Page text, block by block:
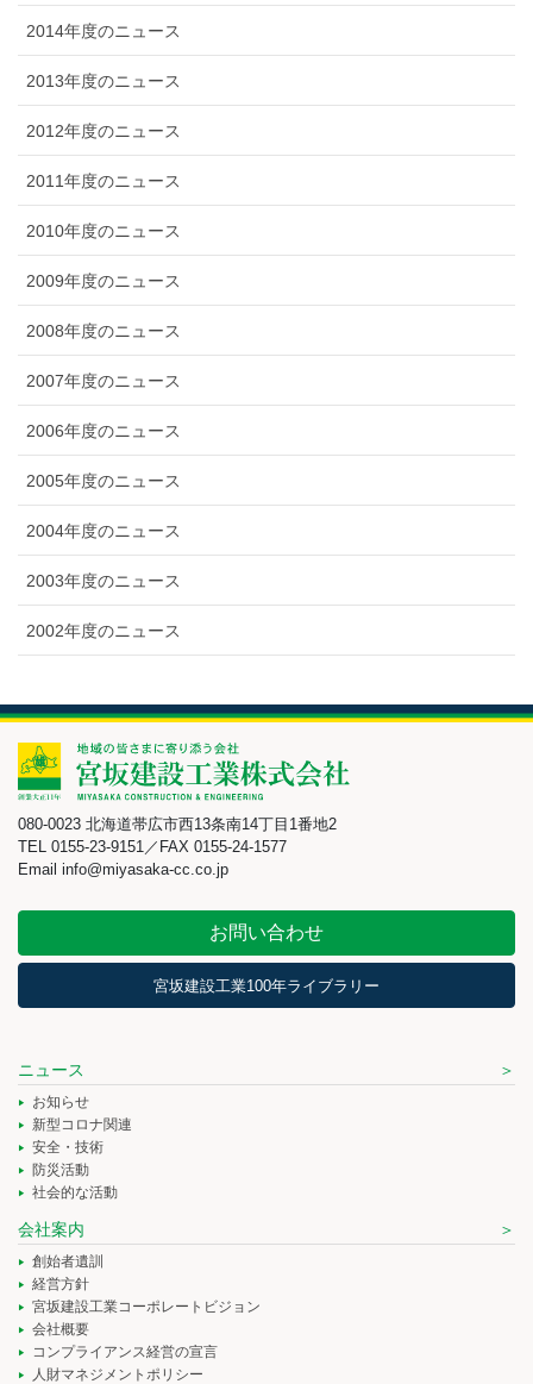
2014年度のニュース
2013年度のニュース
2012年度のニュース
2011年度のニュース
2010年度のニュース
2009年度のニュース
2008年度のニュース
2007年度のニュース
2006年度のニュース
2005年度のニュース
2004年度のニュース
2003年度のニュース
2002年度のニュース
080-0023 北海道帯広市西13条南14丁目1番地2
TEL 0155-23-9151／FAX 0155-24-1577
Email info@miyasaka-cc.co.jp
お問い合わせ
宮坂建設工業100年ライブラリー
ニュース
お知らせ
新型コロナ関連
安全・技術
防災活動
社会的な活動
会社案内
創始者遺訓
経営方針
宮坂建設工業コーポレートビジョン
会社概要
コンプライアンス経営の宣言
人財マネジメントポリシー